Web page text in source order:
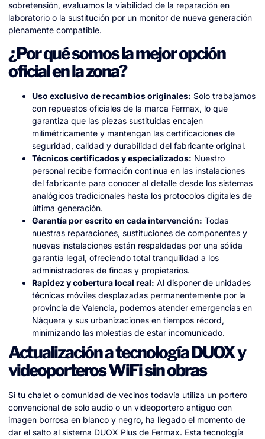
sobretensión, evaluamos la viabilidad de la reparación en
laboratorio o la sustitución por un monitor de nueva generación
plenamente compatible.
¿Por qué somos la mejor opción
oficial en la zona?
Uso exclusivo de recambios originales: Solo trabajamos
con repuestos oficiales de la marca Fermax, lo que
garantiza que las piezas sustituidas encajen
milimétricamente y mantengan las certificaciones de
seguridad, calidad y durabilidad del fabricante original.
Técnicos certificados y especializados: Nuestro
personal recibe formación continua en las instalaciones
del fabricante para conocer al detalle desde los sistemas
analógicos tradicionales hasta los protocolos digitales de
última generación.
Garantía por escrito en cada intervención: Todas
nuestras reparaciones, sustituciones de componentes y
nuevas instalaciones están respaldadas por una sólida
garantía legal, ofreciendo total tranquilidad a los
administradores de fincas y propietarios.
Rapidez y cobertura local real: Al disponer de unidades
técnicas móviles desplazadas permanentemente por la
provincia de Valencia, podemos atender emergencias en
Náquera y sus urbanizaciones en tiempos récord,
minimizando las molestias de estar incomunicado.
Actualización a tecnología DUOX y
videoporteros WiFi sin obras
Si tu chalet o comunidad de vecinos todavía utiliza un portero
convencional de solo audio o un videoportero antiguo con
imagen borrosa en blanco y negro, ha llegado el momento de
dar el salto al sistema DUOX Plus de Fermax. Esta tecnología